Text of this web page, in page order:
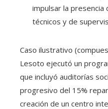
impulsar la
técnicos y de
Caso ilustrativo
Lesoto ejecutó un
que incluyó auditorías
progresivo del 15%
creación de un centro